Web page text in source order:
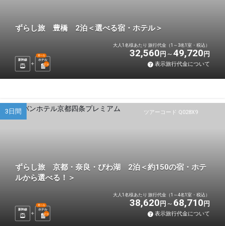
ずらし旅 豊橋 2泊＜選べる宿・ホテル＞
新幹線 ホテル
選べる
2泊
大人1名様あたり 旅行代金（1～3名1室・税込）
32,560 円 49,720 円
表示旅行代金について
ツアーコード Q028X9
3日間
ずらし旅 京都・奈良・びわ湖 2泊＜約150の宿・ホテ
ルから選べる！＞
新幹線 ホテル
選べる
2泊
大人1名様あたり 旅行代金（1～4名1室・税込）
38,620 円 68,710 円
表示旅行代金について